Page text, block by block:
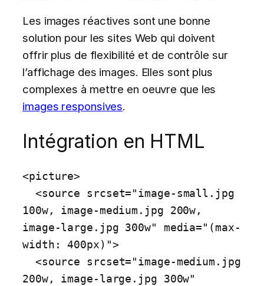
Les images réactives sont une bonne
solution pour les sites Web qui doivent
offrir plus de flexibilité et de contrôle sur
l’affichage des images. Elles sont plus
complexes à mettre en oeuvre que les
images responsives.
Intégration en HTML
<picture>
100w, image-medium.jpg 200w,
image-large.jpg 300w" media="(max-
width: 400px)">
200w, image-large.jpg 300w"